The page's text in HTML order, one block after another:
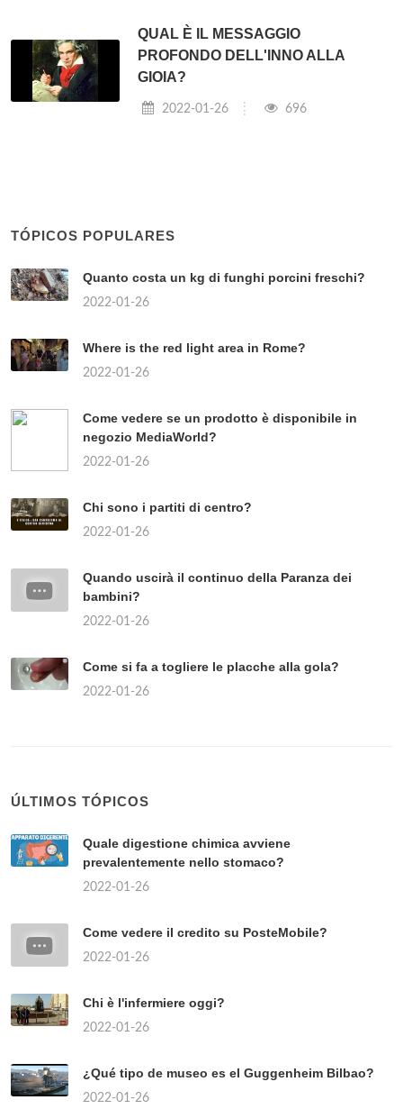
QUAL È IL MESSAGGIO
PROFONDO DELL'INNO ALLA
GIOIA?
2022-01-26 696
TÓPICOS POPULARES
Quanto costa un kg di funghi porcini freschi?
2022-01-26
Where is the red light area in Rome?
2022-01-26
Come vedere se un prodotto è disponibile in
negozio MediaWorld?
2022-01-26
Chi sono i partiti di centro?
2022-01-26
Quando uscirà il continuo della Paranza dei
bambini?
2022-01-26
Come si fa a togliere le placche alla gola?
2022-01-26
ÚLTIMOS TÓPICOS
Quale digestione chimica avviene
prevalentemente nello stomaco?
2022-01-26
Come vedere il credito su PosteMobile?
2022-01-26
Chi è l'infermiere oggi?
2022-01-26
¿Qué tipo de museo es el Guggenheim Bilbao?
2022-01-26